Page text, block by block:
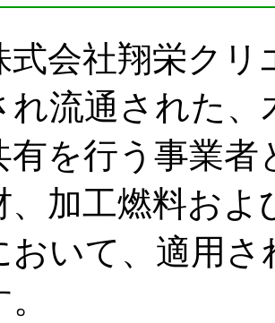
式会社翔栄クリ
れ流通された
有を行う事業者
、加工燃料およ
おいて、適用